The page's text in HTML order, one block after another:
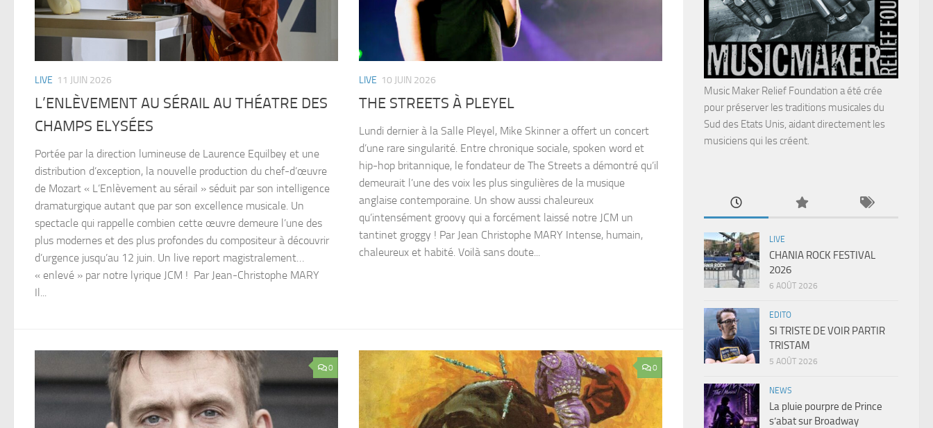
LIVE 11 JUIN 2026
L’ENLÈVEMENT AU SÉRAIL AU THÉATRE DES
CHAMPS ELYSÉES
Portée par la direction lumineuse de Laurence Equilbey et une
distribution d’exception, la nouvelle production du chef-d’œuvre
de Mozart « L’Enlèvement au sérail » séduit par son intelligence
dramaturgique autant que par son excellence musicale. Un
spectacle qui rappelle combien cette œuvre demeure l’une des
plus modernes et des plus profondes du compositeur à découvrir
d’urgence jusqu’au 12 juin. Un live report magistralement…
« enlevé » par notre lyrique JCM ! Par Jean-Christophe MARY
Il...
LIVE 10 JUIN 2026
THE STREETS À PLEYEL
Lundi dernier à la Salle Pleyel, Mike Skinner a offert un concert
d’une rare singularité. Entre chronique sociale, spoken word et
hip-hop britannique, le fondateur de The Streets a démontré qu’il
demeurait l’une des voix les plus singulières de la musique
anglaise contemporaine. Un show aussi chaleureux
qu’intensément groovy qui a forcément laissé notre JCM un
tantinet groggy ! Par Jean Christophe MARY Intense, humain,
chaleureux et habité. Voilà sans doute...
0 0
Music Maker Relief Foundation a été crée
pour préserver les traditions musicales du
Sud des Etats Unis, aidant directement les
musiciens qui les créent.
LIVE
CHANIA ROCK FESTIVAL
2026
6 AOÛT 2026
EDITO
SI TRISTE DE VOIR PARTIR
TRISTAM
5 AOÛT 2026
NEWS
La pluie pourpre de Prince
s’abat sur Broadway